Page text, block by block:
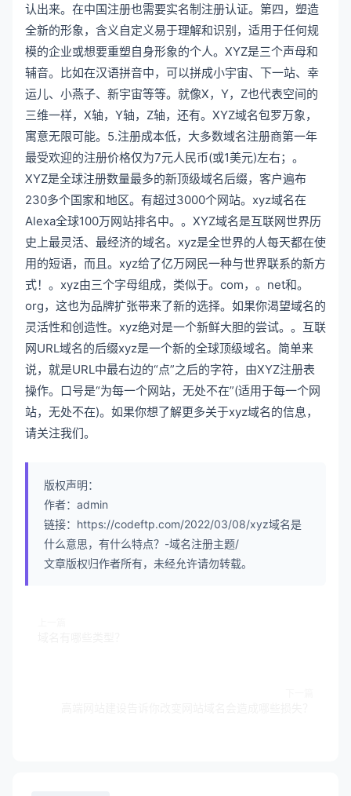
认出来。在中国注册也需要实名制注册认证。第四，塑造
全新的形象，含义自定义易于理解和识别，适用于任何规
模的企业或想要重塑自身形象的个人。XYZ是三个声母和
辅音。比如在汉语拼音中，可以拼成小宇宙、下一站、幸
运儿、小燕子、新宇宙等等。就像X，Y，Z也代表空间的
三维一样，X轴，Y轴，Z轴，还有。XYZ域名包罗万象，
寓意无限可能。5.注册成本低，大多数域名注册商第一年
最受欢迎的注册价格仅为7元人民币(或1美元)左右；。
XYZ是全球注册数量最多的新顶级域名后缀，客户遍布
230多个国家和地区。有超过3000个网站。xyz域名在
Alexa全球100万网站排名中。。XYZ域名是互联网世界历
史上最灵活、最经济的域名。xyz是全世界的人每天都在使
用的短语，而且。xyz给了亿万网民一种与世界联系的新方
式！。xyz由三个字母组成，类似于。com，。net和。
org，这也为品牌扩张带来了新的选择。如果你渴望域名的
灵活性和创造性。xyz绝对是一个新鲜大胆的尝试。。互联
网URL域名的后缀xyz是一个新的全球顶级域名。简单来
说，就是URL中最右边的“点”之后的字符，由XYZ注册表
操作。口号是“为每一个网站，无处不在”(适用于每一个网
站，无处不在)。如果你想了解更多关于xyz域名的信息，
请关注我们。
版权声明：
作者：admin
链接：https://codeftp.com/2022/03/08/xyz域名是
什么意思，有什么特点？-域名注册主题/
文章版权归作者所有，未经允许请勿转载。